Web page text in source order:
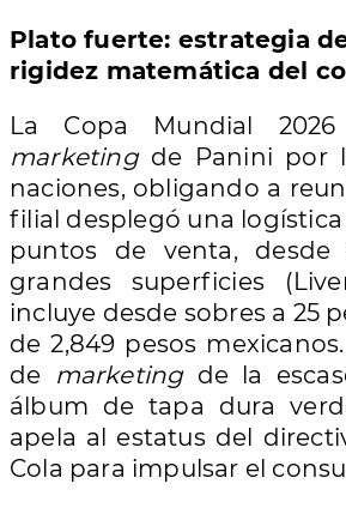
Plato fuerte: estrategia
rigidez matemática del
La Copa Mundial
marketingde Panini por
naciones, obligando a
filial desplegó una
puntos de venta, desde
grandes superficies
incluye desde sobres a 25
de 2,849 pesos
de marketingde la
álbum de tapa dura
apela al estatus del
Cola para impulsar el